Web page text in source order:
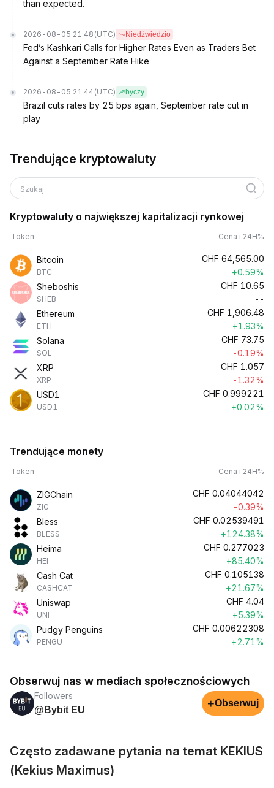
than expected.
2026-08-05 21:48 (UTC) Niedźwiedzio
Fed’s Kashkari Calls for Higher Rates Even as Traders Bet
Against a September Rate Hike
2026-08-05 21:44 (UTC) byczy
Brazil cuts rates by 25 bps again, September rate cut in
play
Trendujące kryptowaluty
Szukaj
Kryptowaluty o największej kapitalizacji rynkowej
Token Cena i 24H%
Bitcoin
BTC
CHF 64,565.00
+0.59%
Sheboshis
SHEB
CHF 10.65
--
Ethereum
ETH
CHF 1,906.48
+1.93%
Solana
SOL
CHF 73.75
-0.19%
XRP
XRP
CHF 1.057
-1.32%
USD1
USD1
CHF 0.999221
+0.02%
Trendujące monety
Token Cena i 24H%
ZIGChain
ZIG
CHF 0.04044042
-0.39%
Bless
BLESS
CHF 0.02539491
+124.38%
Heima
HEI
CHF 0.277023
+85.40%
Cash Cat
CASHCAT
CHF 0.105138
+21.67%
Uniswap
UNI
CHF 4.04
+5.39%
Pudgy Penguins
PENGU
CHF 0.00622308
+2.71%
Obserwuj nas w mediach społecznościowych
Followers
@Bybit EU
+Obserwuj
Często zadawane pytania na temat KEKIUS
(Kekius Maximus)